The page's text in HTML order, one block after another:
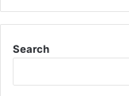
Search